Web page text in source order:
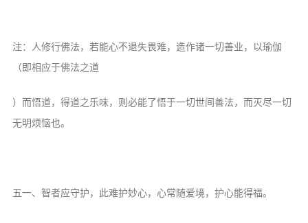
注：人修行佛法，若能心不退失畏难，造作诸一切善业，以瑜伽
（即相应于佛法之道
）而悟道，得道之乐味，则必能了悟于一切世间善法，而灭尽一切
无明烦恼也。
五一、智者应守护，此难护妙心，心常随爱境，护心能得福。